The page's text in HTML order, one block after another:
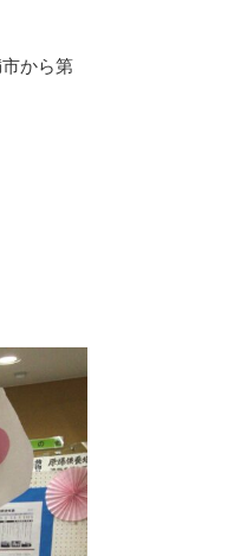
から第